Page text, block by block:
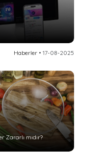
Haberler• 17-08-2025
Zararlı mıdır?